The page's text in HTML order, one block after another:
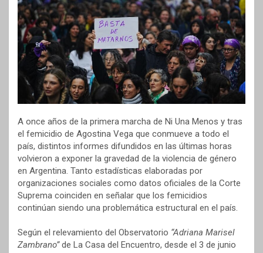
A once años de la primera marcha de Ni Una Menos y tras
el femicidio de Agostina Vega que conmueve a todo el
país, distintos informes difundidos en las últimas horas
volvieron a exponer la gravedad de la violencia de género
en Argentina. Tanto estadísticas elaboradas por
organizaciones sociales como datos oficiales de la Corte
Suprema coinciden en señalar que los femicidios
continúan siendo una problemática estructural en el país.
Según el relevamiento del Observatorio “Adriana Marisel
Zambrano”de La Casa del Encuentro, desde el 3 de junio